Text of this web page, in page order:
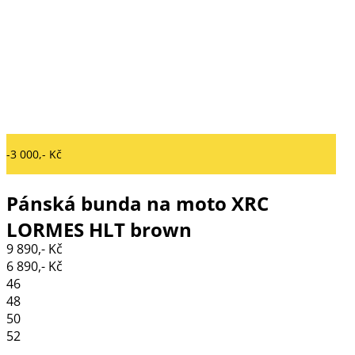
-3 000,- Kč
Pánská bunda na moto XRC
LORMES HLT brown
9 890,- Kč
6 890,- Kč
46
48
50
52